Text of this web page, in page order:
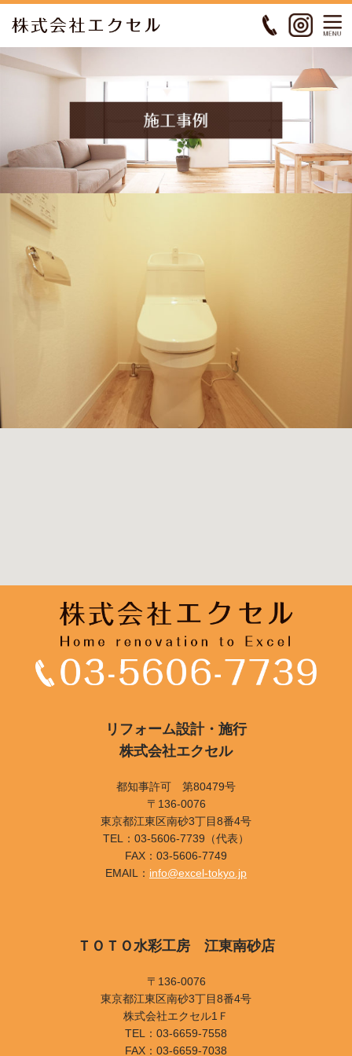
リフォーム設計・施行
株式会社エクセル
都知事許可 第80479号
〒136-0076
東京都江東区南砂3丁目8番4号
TEL：03-5606-7739（代表）
FAX：03-5606-7749
EMAIL： info@excel-tokyo.jp
ＴＯＴＯ水彩工房 江東南砂店
〒136-0076
東京都江東区南砂3丁目8番4号
株式会社エクセル1Ｆ
TEL：03-6659-7558
FAX：03-6659-7038